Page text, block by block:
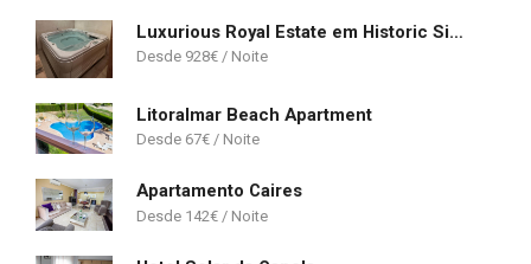
Luxurious Royal Estate em Historic Sintra Paradise
928€
Litoralmar Beach Apartment
67€
Apartamento Caires
142€